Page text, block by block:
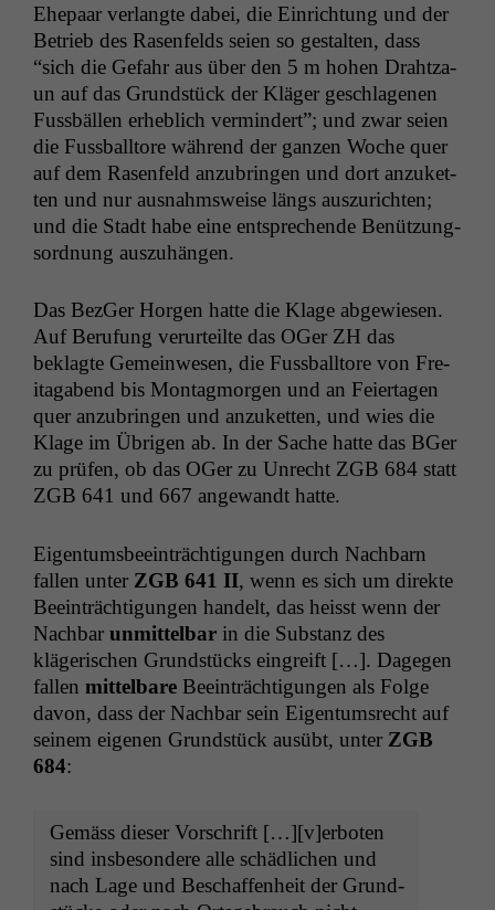
Ehep­aar ver­langte dabei, die Ein­rich­tung und der
Betrieb des Rasen­felds seien so gestal­ten, dass
“sich die Gefahr aus über den 5 m hohen Drahtza­
un auf das Grund­stück der Kläger geschla­ge­nen
Fuss­bällen erhe­blich ver­min­dert”; und zwar seien
die Fuss­ball­tore während der ganzen Woche quer
auf dem Rasen­feld anzubrin­gen und dort anzuket­
ten und nur aus­nahm­sweise längs auszuricht­en;
und die Stadt habe eine entsprechende Benützung­
sor­d­nung auszuhängen.
Das BezGer Hor­gen hat­te die Klage abgewiesen.
Auf Beru­fung verurteilte das OGer ZH das
beklagte Gemein­we­sen, die Fuss­ball­tore von Fre­
itagabend bis Mon­tag­mor­gen und an Feierta­gen
quer anzubrin­gen und anzuket­ten, und wies die
Klage im Übri­gen ab. In der Sache hat­te das BGer
zu prüfen, ob das OGer zu Unrecht ZGB 684 statt
ZGB 641 und 667 ange­wandt hatte.
Eigen­tums­beein­träch­ti­gun­gen durch Nach­barn
fall­en unter ZGB 641 II, wenn es sich um direk­te
Beein­träch­ti­gun­gen han­delt, das heisst wenn der
Nach­bar unmit­tel­bar in die Sub­stanz des
klägerischen Grund­stücks ein­greift […]. Dage­gen
fall­en mit­tel­bare Beein­träch­ti­gun­gen als Folge
davon, dass der Nach­bar sein Eigen­tum­srecht auf
seinem eige­nen Grund­stück ausübt, unter ZGB
684:
Gemäss dieser Vorschrift […][v]erboten
sind ins­beson­dere alle schädlichen und
nach Lage und Beschaf­fen­heit der Grund­